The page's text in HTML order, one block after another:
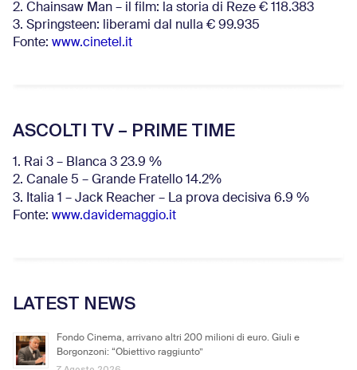
2. Chainsaw Man – il film: la storia di Reze € 118.383
3. Springsteen: liberami dal nulla € 99.935
Fonte: www.cinetel.it
ASCOLTI TV – PRIME TIME
1. Rai 3 – Blanca 3 23.9 %
2. Canale 5 – Grande Fratello 14.2%
3. Italia 1 – Jack Reacher – La prova decisiva 6.9 %
Fonte: www.davidemaggio.it
LATEST NEWS
Fondo Cinema, arrivano altri 200 milioni di euro. Giuli e
Borgonzoni: “Obiettivo raggiunto”